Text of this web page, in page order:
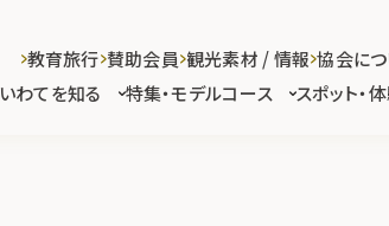
いわてを知る 特集・モデルコース スポット・
教育旅行 賛助会員 観光素材 / 情報 協会に